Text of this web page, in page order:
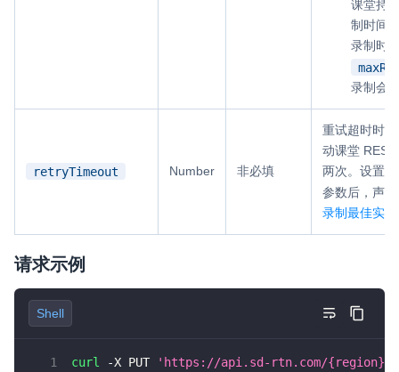
课堂持
制时间
录制时
录制会
retryTimeout Number 非必填
重试超时时
动课堂
两次。设置
参数后，声
录制最佳实践
请求示例
Shell
curl -X PUT
'https://api.sd-rtn.com/{region}/